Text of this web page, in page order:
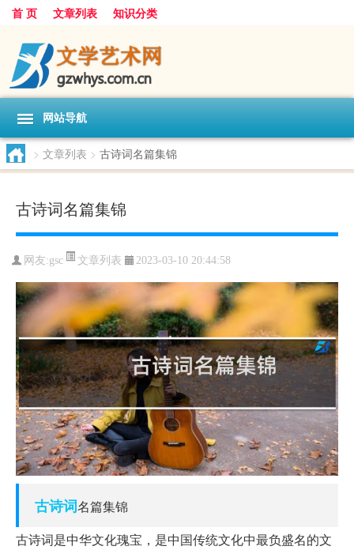
首 页 文章列表 知识分类
网站导航
> 文章列表 > 古诗词名篇集锦
古诗词名篇集锦
网友:gsc 文章列表 2023-03-10 20:44:58
古诗词名篇集锦
古诗词是中华文化瑰宝，是中国传统文化中最负盛名的文